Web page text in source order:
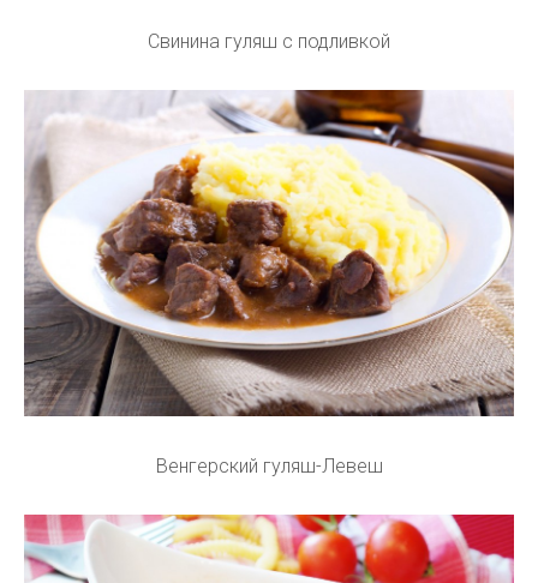
Свинина гуляш с подливкой
Венгерский гуляш-Левеш